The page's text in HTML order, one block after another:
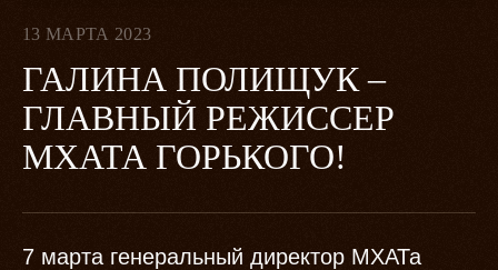
13 МАРТА 2023
ГАЛИНА ПОЛИЩУК –
ГЛАВНЫЙ РЕЖИССЕР
МХАТА ГОРЬКОГО!
7 марта генеральный директор МХАТа